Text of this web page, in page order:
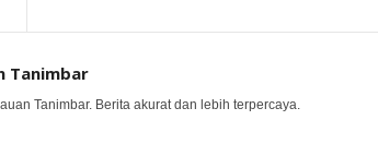
Tanimbar
Tanimbar. Berita akurat dan lebih terpercaya.